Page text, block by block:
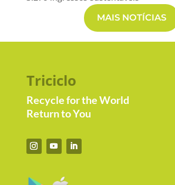
MAIS NOTÍCIAS
Triciclo
Recycle for the World
Return to You